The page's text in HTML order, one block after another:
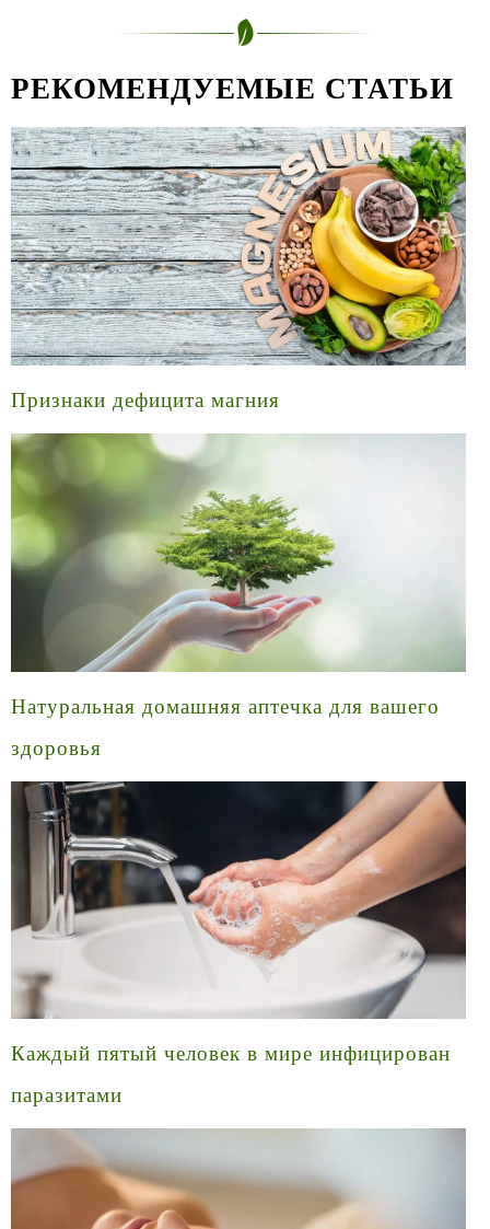
РЕКОМЕНДУЕМЫЕ СТАТЬИ
Признаки дефицита магния
Натуральная домашняя аптечка для вашего
здоровья
Каждый пятый человек в мире инфицирован
паразитами